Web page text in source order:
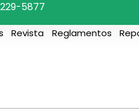
5877
Revista Reglamentos